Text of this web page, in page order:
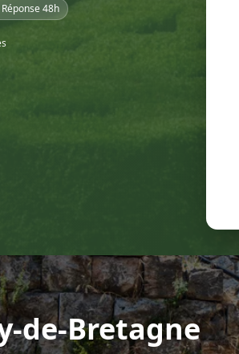
48h
de-Bretagne